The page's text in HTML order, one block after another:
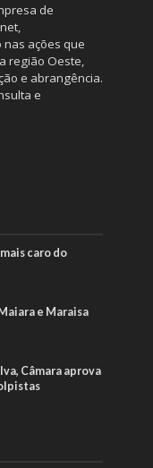
de
ações que
região Oeste,
e abrangência.
e
caro do
e Maraisa
Câmara aprova